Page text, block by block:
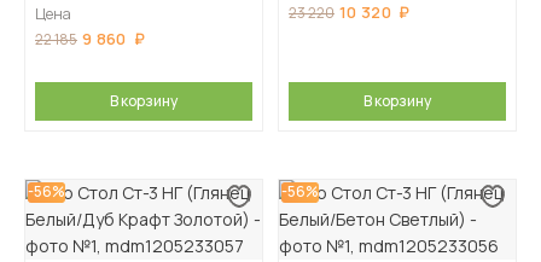
Цена
22 185 9 860
В корзину
23 220 10 320
В корзину
-56% -56%